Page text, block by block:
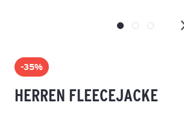
-35%
HERREN FLEECEJACKE